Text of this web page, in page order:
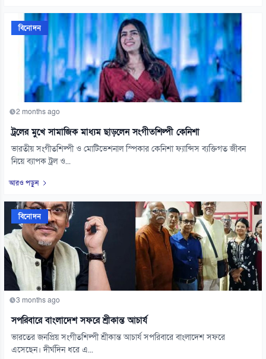
বিনোদন
2 months ago
ট্রলের মুখে সামাজিক মাধ্যম ছাড়লেন সংগীতশিল্পী কেনিশা
ভারতীয় সংগীতশিল্পী ও মোটিভেশনাল স্পিকার কেনিশা ফ্যান্সিস ব্যক্তিগত জীবন
নিয়ে ব্যাপক ট্রল ও...
আরও পড়ুন
বিনোদন
3 months ago
সপরিবারে বাংলাদেশ সফরে শ্রীকান্ত আচার্য
ভারতের জনপ্রিয় সংগীতশিল্পী শ্রীকান্ত আচার্য সপরিবারে বাংলাদেশ সফরে
এসেছেন। দীর্ঘদিন ধরে এ...